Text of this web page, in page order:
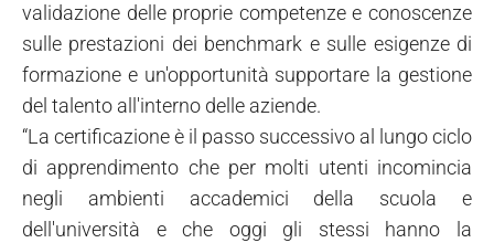
validazione delle proprie competenze e conoscenze
sulle prestazioni dei benchmark e sulle esigenze di
formazione e un'opportunità supportare la gestione
del talento all'interno delle aziende.
“La certificazione è il passo successivo al lungo ciclo
di apprendimento che per molti utenti incomincia
negli ambienti accademici della scuola e
dell'università e che oggi gli stessi hanno la